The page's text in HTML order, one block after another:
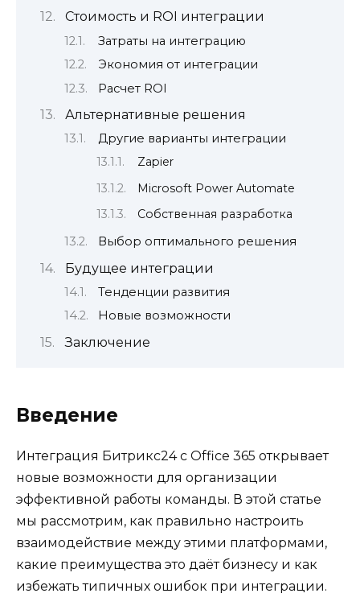
Стоимость и ROI интеграции
Затраты на интеграцию
Экономия от интеграции
Расчет ROI
Альтернативные решения
Другие варианты интеграции
Zapier
Microsoft Power Automate
Собственная разработка
Выбор оптимального решения
Будущее интеграции
Тенденции развития
Новые возможности
Заключение
Введение
Интеграция Битрикс24 с Office 365 открывает
новые возможности для организации
эффективной работы команды. В этой статье
мы рассмотрим, как правильно настроить
взаимодействие между этими платформами,
какие преимущества это даёт бизнесу и как
избежать типичных ошибок при интеграции.